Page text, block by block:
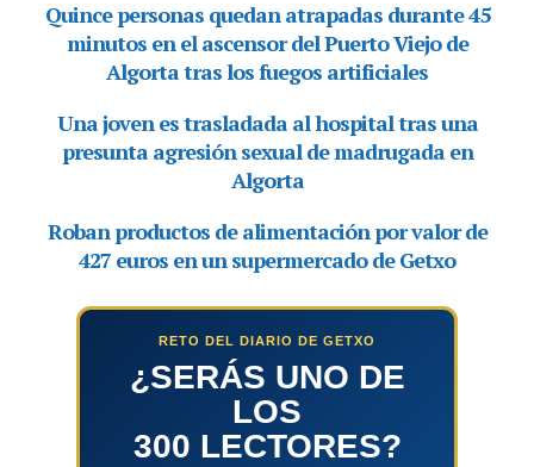
RETO DEL DIARIO DE GETXO
¿SERÁS UNO DE
LOS
300 LECTORES?